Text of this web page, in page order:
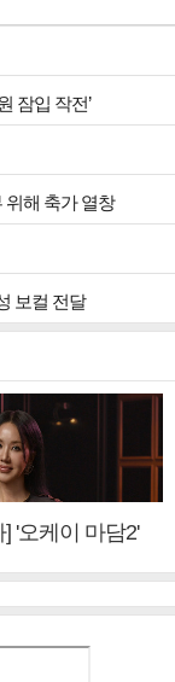
잠입 작전’
위해 축가 열창
보컬 전달
'오케이 마담2'